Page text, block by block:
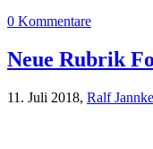
0 Kommentare
Neue Rubrik
11. Juli 2018, Ralf Jannke